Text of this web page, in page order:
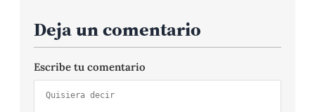
Deja un comentario
Escribe tu comentario